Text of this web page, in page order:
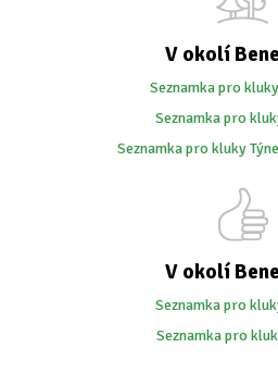
V okolí
Seznamka pro
Seznamka pro
Seznamka pro kluky
V okolí
Seznamka pro
Seznamka pro